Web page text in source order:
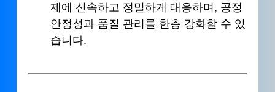
제에 신속하고 정밀하게 대응하며, 공정
안정성과 품질 관리를 한층 강화할 수 있
습니다.